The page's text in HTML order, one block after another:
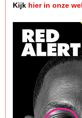
Kijk hier in onze